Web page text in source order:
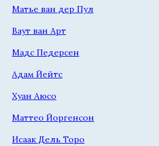
Матье ван дер Пул
Ваут ван Арт
Мадс Педерсен
Адам Йейтс
Хуан Аюсо
Маттео Йоргенсон
Исаак Дель Торо